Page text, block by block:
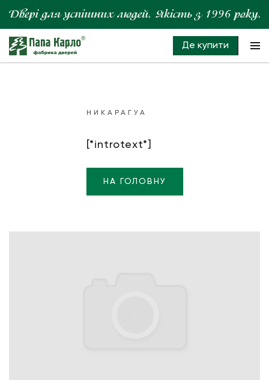
Де купити
НИКАРАГУА
[*introtext*]
НА ГОЛОВНУ